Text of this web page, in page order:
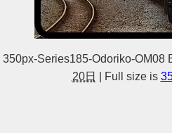
350px-Series185-Odoriko-OM08
20日
Full size is